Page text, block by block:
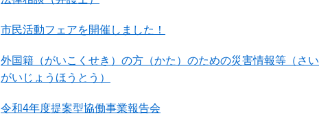
市民活動フェアを開催しました！
外国籍（がいこくせき）の方（かた）のための災害情報等（さい
がいじょうほうとう）
令和4年度提案型協働事業報告会